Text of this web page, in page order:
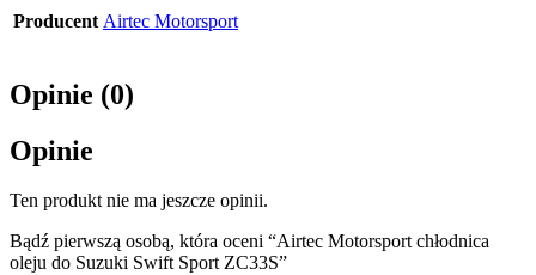
Producent Airtec Motorsport
Opinie (0)
Opinie
Ten produkt nie ma jeszcze opinii.
Bądź pierwszą osobą, która oceni “Airtec Motorsport chłodnica
oleju do Suzuki Swift Sport ZC33S”